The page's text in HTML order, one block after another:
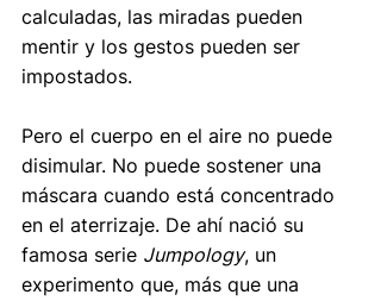
calculadas, las miradas pueden
mentir y los gestos pueden ser
impostados.
Pero el cuerpo en el aire no puede
disimular. No puede sostener una
máscara cuando está concentrado
en el aterrizaje. De ahí nació su
famosa serie Jumpology, un
experimento que, más que una